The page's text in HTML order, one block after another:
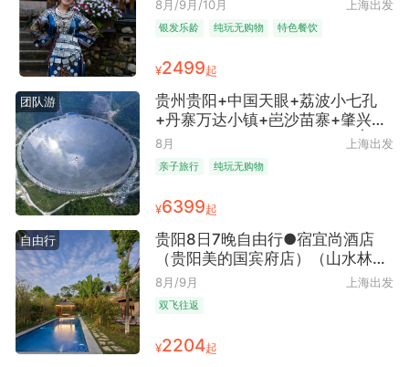
游 ● 纯玩·65岁以上立减470元
+火车硬卧往返+5大特色餐道道有
来头+28人纯玩团+网评4钻酒店+1
晚宿西江苗寨民宿
8月/9月/10月 上海出发
银发乐龄 纯玩无购物 特色餐饮
¥2499起
团队游
贵州贵阳+中国天眼+荔波小七孔
+丹寨万达小镇+岜沙苗寨+肇兴侗
寨+堂安梯田+贵阳6日跟团游 | 亲
子甄选 ● 一单一团 2人至6人独立
精致团 享4人起每位立减600元 纯
玩无购物+4晚网评4钻住宿+体验
当地风情+赠送造纸蜡染非遗体验
8月 上海出发
亲子旅行 纯玩无购物
¥6399起
自由行
贵阳8日7晚自由行●宿宜尚酒店
（贵阳美的国宾府店）（山水林城
+避暑之都）
8月/9月 上海出发
双飞往返
¥2204起